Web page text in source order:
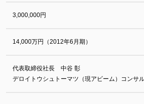
3,000,000円
14,000万円（2012年6月期）
代表取締役社長 中谷 彰
デロイトウシュトーマツ（現アビーム）コンサ